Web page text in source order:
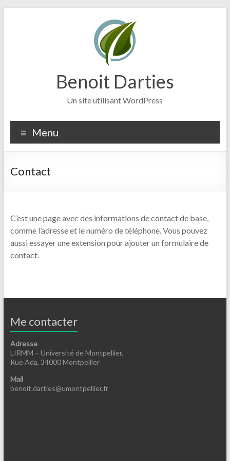
Benoit Darties
Un site utilisant WordPress
Menu
Contact
C’est une page avec des informations de contact de base,
comme l’adresse et le numéro de téléphone. Vous pouvez
aussi essayer une extension pour ajouter un formulaire de
contact.
Me contacter
Adresse
LIRMM – Université de Montpellier,
Rue Ada, 34000 Montpellier
Mail
benoit.darties@umontpellier.fr